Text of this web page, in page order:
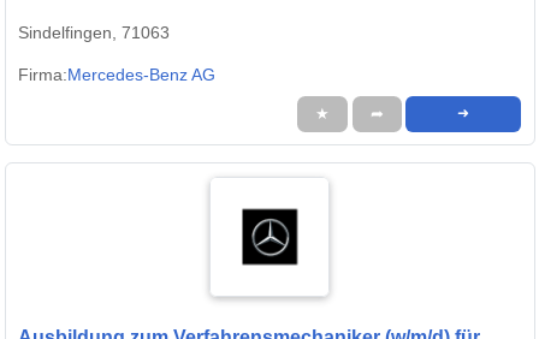
Sindelfingen, 71063
Firma:Mercedes-Benz AG
★ ➦ ➜